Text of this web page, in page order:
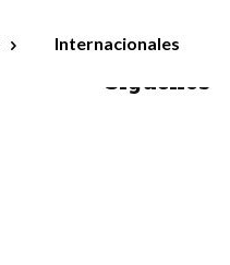
Internacionales
Síguenos